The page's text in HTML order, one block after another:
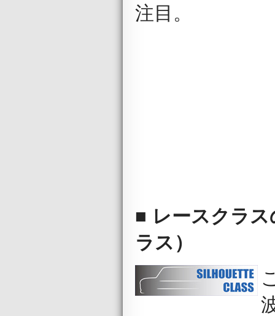
注目。
■ レースクラ
ラス）